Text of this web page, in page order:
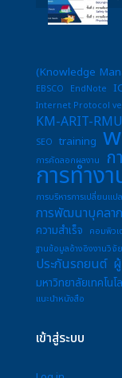
(Knowledge
EBSCO
EndNote
Internet Protocol
KM-ARIT-
SEO training
การคัดลอกผลงาน ก
การทำงา
การบริหารการเปลี่ยนแป
การพัฒนาบุคลา
ความสำเร็จ คอมพิวเ
ฐานข้อมูลอ้างอิงงานวิจัย
ประกันรถยนต์
มหาวิทยาลัยเทคโน
แนะนำหนังสือ
เข้าสู่ระบบ